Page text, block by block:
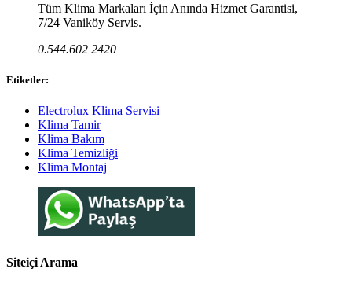
Tüm Klima Markaları İçin Anında Hizmet Garantisi,
7/24 Vaniköy Servis.
0.544.602 2420
Etiketler:
Electrolux Klima Servisi
Klima Tamir
Klima Bakım
Klima Temizliği
Klima Montaj
Siteiçi Arama